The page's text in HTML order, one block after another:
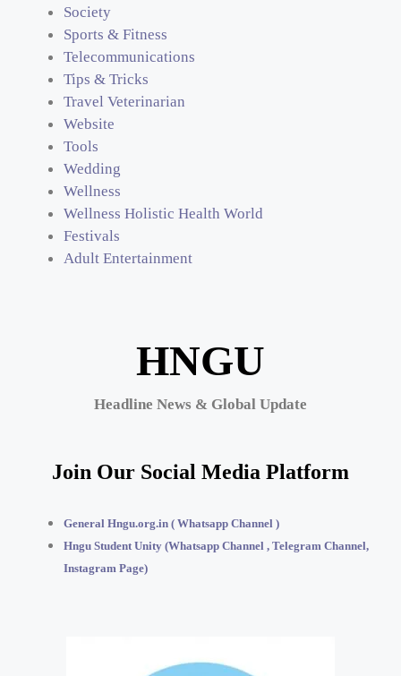
Society
Sports & Fitness
Telecommunications
Tips & Tricks
Travel Veterinarian
Website
Tools
Wedding
Wellness
Wellness Holistic Health World
Festivals
Adult Entertainment
HNGU
Headline News & Global Update
Join Our Social Media Platform
General Hngu.org.in ( Whatsapp Channel )
Hngu Student Unity (Whatsapp Channel , Telegram Channel,
Instagram Page)